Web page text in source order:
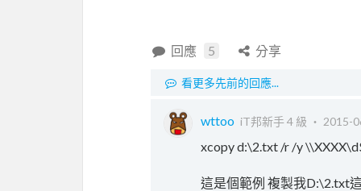
回應 5 分享
看更多先前的回應...
wttoo iT邦新手 4 級 ‧ 2015-
xcopy d:\2.txt /r /y
這是個範例 複製我D:\2.txt